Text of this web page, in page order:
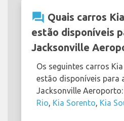
question_answer Quais carros
estão disponíveis
Jacksonville
Os seguintes carros
estão disponíveis para
Jacksonville Aeroporto:
Rio Kia Sorento Kia